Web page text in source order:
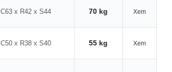
C63 x R42 x S44 70 kg Xem
C50 x R38 x S40 55 kg Xem